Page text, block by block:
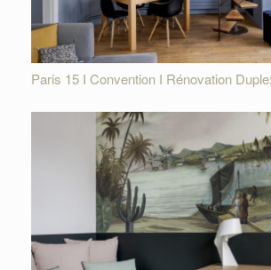
Paris 15 I Convention I Rénovation